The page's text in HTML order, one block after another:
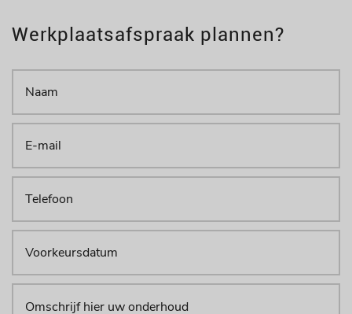
Werkplaatsafspraak plannen?